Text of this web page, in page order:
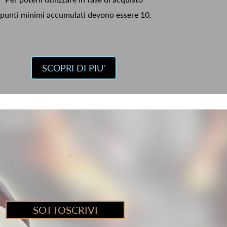
minimi accumulati devono essere 10.
SCOPRI DI PIU'